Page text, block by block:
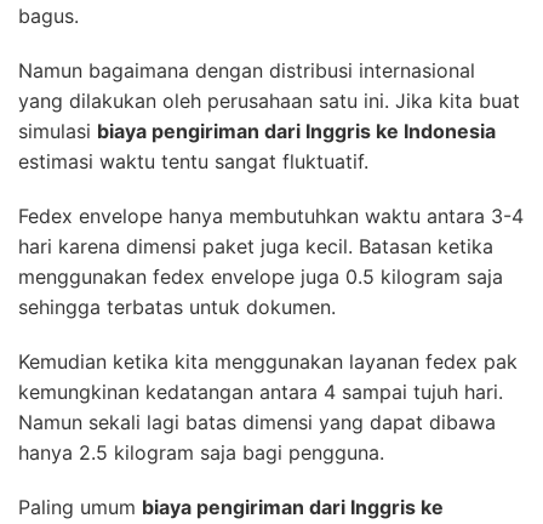
bagus.
Namun bagaimana dengan distribusi internasional
yang dilakukan oleh perusahaan satu ini. Jika kita buat
simulasi biaya pengiriman dari Inggris ke Indonesia
estimasi waktu tentu sangat fluktuatif.
Fedex envelope hanya membutuhkan waktu antara 3-4
hari karena dimensi paket juga kecil. Batasan ketika
menggunakan fedex envelope juga 0.5 kilogram saja
sehingga terbatas untuk dokumen.
Kemudian ketika kita menggunakan layanan fedex pak
kemungkinan kedatangan antara 4 sampai tujuh hari.
Namun sekali lagi batas dimensi yang dapat dibawa
hanya 2.5 kilogram saja bagi pengguna.
Paling umum biaya pengiriman dari Inggris ke